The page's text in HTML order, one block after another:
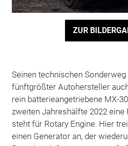
ZUR
Seinen technischen
fünftgrößter Autohersteller
rein batterieangetriebene MX-
zweiten Jahreshälfte 2022 eine
steht für Rotary Engine. Hier
einen Generator an, der